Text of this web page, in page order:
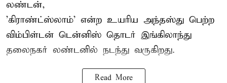
லண்டன்,
'கிராண்ட்ஸ்லாம்' என்ற உயரிய அந்தஸ்து பெற்ற
விம்பிள்டன் டென்னிஸ் தொடர் இங்கிலாந்து
தலைநகர் லண்டனில் நடந்து வருகிறது.
Read More